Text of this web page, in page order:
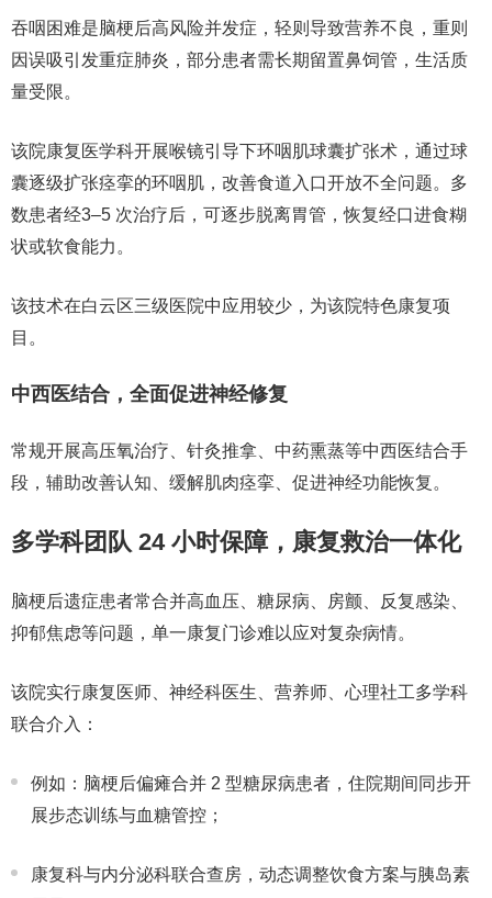
吞咽困难是脑梗后高风险并发症，轻则导致营养不良，重则
因误吸引发重症肺炎，部分患者需长期留置鼻饲管，生活质
量受限。
该院康复医学科开展喉镜引导下环咽肌球囊扩张术 ，通过球
囊逐级扩张痉挛的环咽肌，改善食道入口开放不全问题。多
数患者经3–5 次治疗后，可逐步脱离胃管，恢复经口进食糊
状或软食能力。
该技术在白云区三级医院中应用较少，为该院特色康复项
目 。
中西医结合，全面促进神经修复
常规开展高压氧治疗、针灸推拿、中药熏蒸等中西医结合手
段，辅助改善认知、缓解肌肉痉挛、促进神经功能恢复。
多学科团队 24 小时保障，康复救治一体化
脑梗后遗症患者常合并高血压、糖尿病、房颤、反复感染、
抑郁焦虑等问题，单一康复门诊难以应对复杂病情。
该院实行康复医师、神经科医生、营养师、心理社工多学科
联合介入 ：
例如：脑梗后偏瘫合并 2 型糖尿病患者，住院期间同步开
展步态训练与血糖管控；
康复科与内分泌科联合查房 ，动态调整饮食方案与胰岛素